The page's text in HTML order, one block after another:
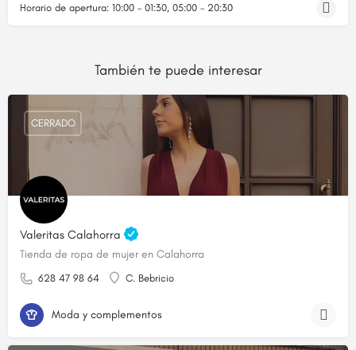
Horario de apertura: 10:00 - 01:30, 05:00 - 20:30
También te puede interesar
Valeritas Calahorra
Tienda de ropa de mujer en Calahorra
628 47 98 64 C. Bebricio
CERRADO
Moda y complementos